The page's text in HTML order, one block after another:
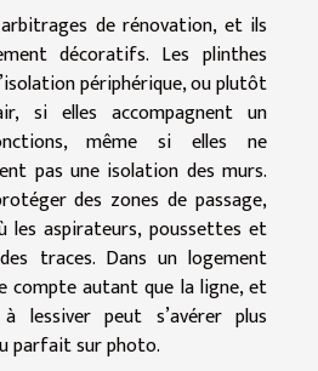
de rénovation, et ils
décoratifs. Les plinthes
périphérique, ou plutôt
si elles accompagnent un
même si elles ne
pas une isolation des murs.
des zones de passage,
les aspirateurs, poussettes et
traces. Dans un logement
compte autant que la ligne, et
lessiver peut s’avérer plus
parfait sur photo.